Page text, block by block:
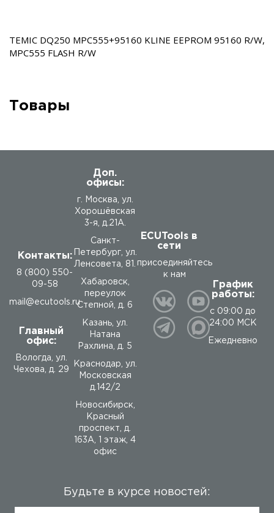
TEMIC DQ250 MPC555+95160 KLINE EEPROM 95160 R/W,
MPC555 FLASH R/W
Товары
Контакты:
8 (800) 550-
09-58
mail@ecutools.ru
Главный
офис:
Вологда, ул.
Чехова, д. 29
Доп.
офисы:
г. Москва, ул.
Хорошёвская
3-я, д.21А.
Санкт-
Петербург, ул.
Ленсовета, 81.
Хабаровск,
переулок
Степной, д. 6
Казань, ул.
Натана
Рахлина, д. 5
Краснодар, ул.
Московская
д.142/2
Новосибирск,
Красный
проспект, д.
163А, 1 этаж, 4
офис
ECUTools в
сети
присоединяйтесь
к нам
График
работы:
с 09:00 до
24:00 МСК
Ежедневно
Будьте в курсе новостей: